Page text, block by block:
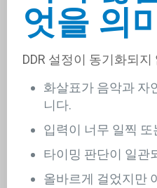
엇을 의
DDR 설정이 동기화되
화살표가 음악과 자
니다.
입력이 너무 일찍
타이밍 판단이 일관
올바르게 걸었지만